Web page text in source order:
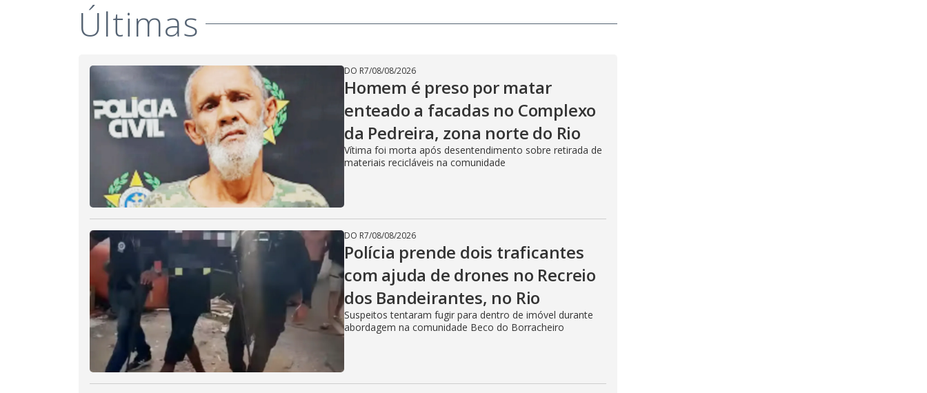
Últimas
DO R7/08/08/2026
Homem é preso por matar
enteado a facadas no Complexo
da Pedreira, zona norte do Rio
Vítima foi morta após desentendimento sobre retirada de
materiais recicláveis na comunidade
DO R7/08/08/2026
Polícia prende dois traficantes
com ajuda de drones no Recreio
dos Bandeirantes, no Rio
Suspeitos tentaram fugir para dentro de imóvel durante
abordagem na comunidade Beco do Borracheiro